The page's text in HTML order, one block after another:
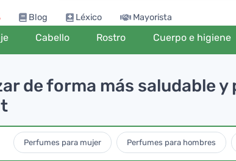
Blog Léxico Mayorista
Cabello Rostro Cuerpo e higiene
de forma más saludable
Perfumes para mujer Perfumes para hombres